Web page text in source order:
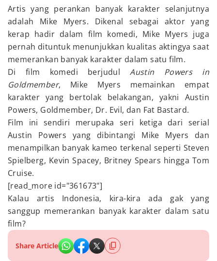
Artis yang perankan banyak karakter selanjutnya
adalah Mike Myers. Dikenal sebagai aktor yang
kerap hadir dalam film komedi, Mike Myers juga
pernah dituntuk menunjukkan kualitas aktingya saat
memerankan banyak karakter dalam satu film.
Di film komedi berjudulAustin Powers in
Goldmember, Mike Myers memainkan empat
karakter yang bertolak belakangan, yakni Austin
Powers, Goldmember, Dr. Evil, dan Fat Bastard.
Film ini sendiri merupaka seri ketiga dari serial
Austin Powers yang dibintangi Mike Myers dan
menampilkan banyak kameo terkenal seperti Steven
Spielberg, Kevin Spacey, Britney Spears hingga Tom
Cruise.
[read_more id="361673"]
Kalau artis Indonesia, kira-kira ada gak yang
sanggup memerankan banyak karakter dalam satu
film?
Share Article